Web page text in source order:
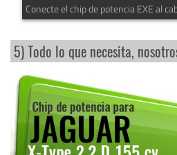
Conecte el chip de potencia EXE al
5) Todo lo que necesita,